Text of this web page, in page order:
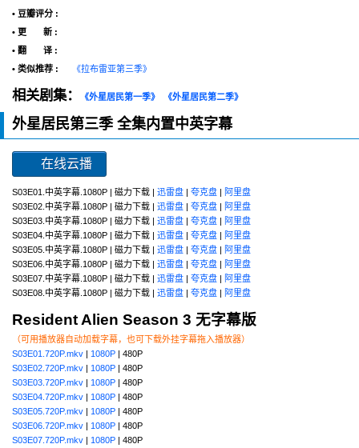
• 豆瓣评分 :
• 更 新 :
• 翻 译 :
• 类似推荐 :
《拉布雷亚第三季》
相关剧集： 《外星居民第一季》 《外星居民第二季》
外星居民第三季 全集内置中英字幕
在线云播
S03E01.中英字幕.1080P | 磁力下载 | 迅雷盘 夸克盘
阿里盘
S03E02.中英字幕.1080P | 磁力下载 | 迅雷盘 夸克盘
阿里盘
S03E03.中英字幕.1080P | 磁力下载 | 迅雷盘 夸克盘
阿里盘
S03E04.中英字幕.1080P | 磁力下载 | 迅雷盘 夸克盘
阿里盘
S03E05.中英字幕.1080P | 磁力下载 | 迅雷盘 夸克盘
阿里盘
S03E06.中英字幕.1080P | 磁力下载 | 迅雷盘 夸克盘
阿里盘
S03E07.中英字幕.1080P | 磁力下载 | 迅雷盘 夸克盘
阿里盘
S03E08.中英字幕.1080P | 磁力下载 | 迅雷盘 夸克盘 阿里盘
Resident Alien Season 3 无字幕版
（可用播放器自动加载字幕，也可下载外挂字幕拖入播放器）
S03E01.720P.mkv
1080P | 480P
S03E02.720P.mkv
1080P | 480P
S03E03.720P.mkv
1080P | 480P
S03E04.720P.mkv
1080P | 480P
S03E05.720P.mkv
1080P | 480P
S03E06.720P.mkv
1080P | 480P
S03E07.720P.mkv
1080P | 480P